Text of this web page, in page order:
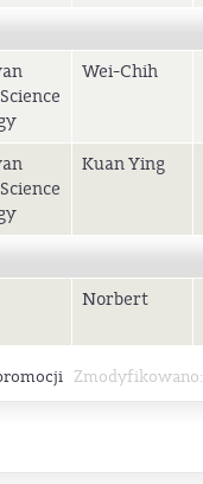
Wei-Chih
Kuan Ying
Norbert
Zmodyfikowano: